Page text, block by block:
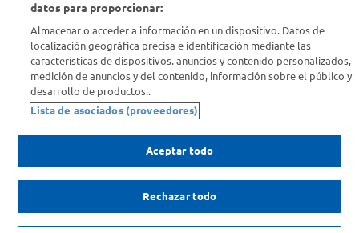
¿Tenés una consulta? Comunicate con nosotros
Descubrí Carrefour
Conocenos
datos para proporcionar:
Almacenar o acceder a información en un dispositivo. Datos de
localización geográfica precisa e identificación mediante las
características de dispositivos. anuncios y contenido personalizados,
medición de anuncios y del contenido, información sobre el público y
desarrollo de productos..
Lista de asociados (proveedores)
Aceptar todo
Rechazar todo